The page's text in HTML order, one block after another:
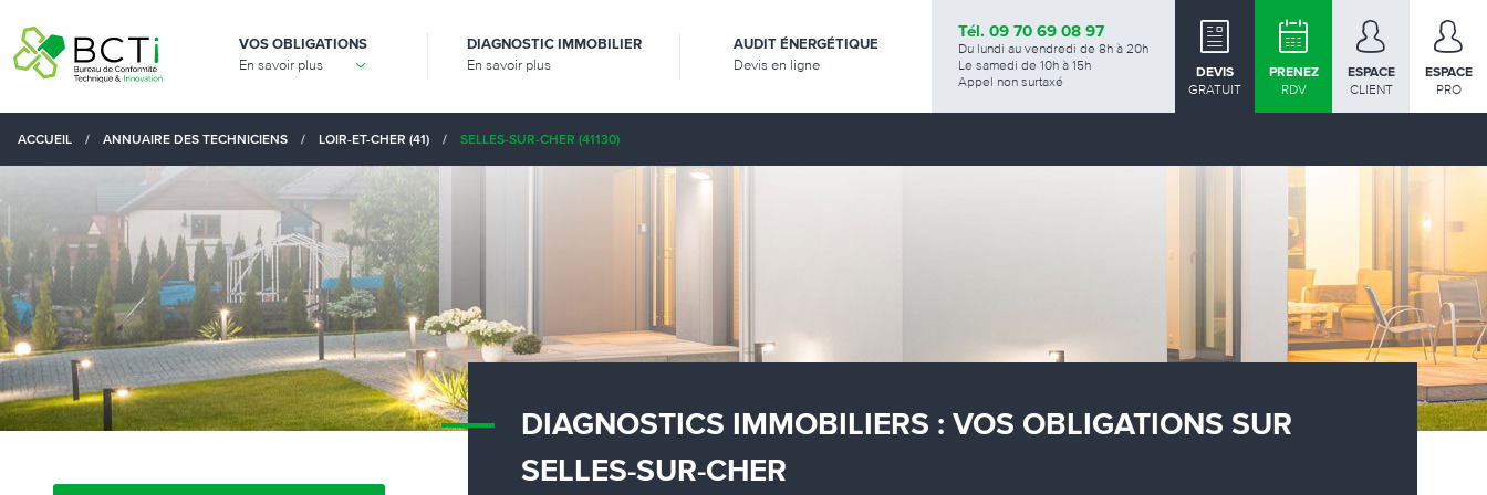
VOS OBLIGATIONS
En savoir plus
DIAGNOSTIC IMMOBILIER
En savoir plus
AUDIT ÉNERGÉTIQUE
Devis en ligne
Tél. 09 70 69 08 97
Du lundi au vendredi de 8h à 20h
Le samedi de 10h à 15h
Appel non surtaxé
DEVIS
GRATUIT
PRENEZ
RDV
ESPACE
CLIENT
ESPACE
PRO
ACCUEIL / ANNUAIRE DES TECHNICIENS / LOIR-ET-CHER (41) / SELLES-SUR-CHER (41130)
DIAGNOSTICS IMMOBILIERS : VOS OBLIGATIONS SUR
SELLES-SUR-CHER